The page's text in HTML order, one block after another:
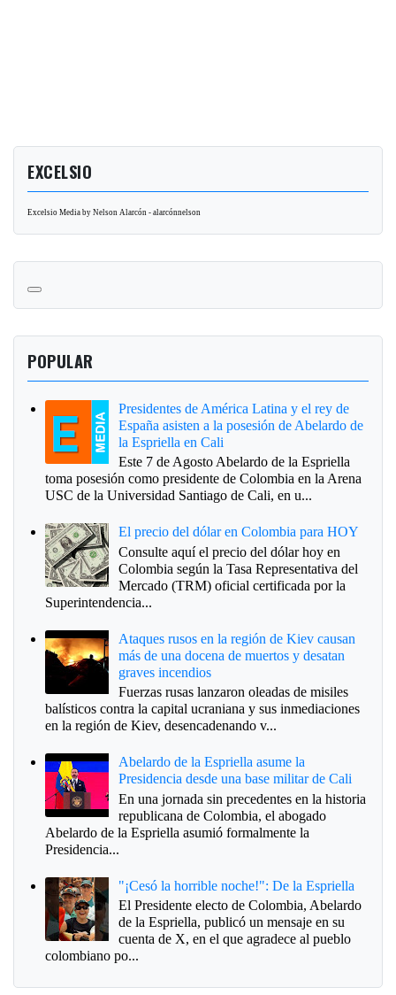
EXCELSIO
Excelsio Media by Nelson Alarcón - alarcónnelson
POPULAR
Presidentes de América Latina y el rey de
España asisten a la posesión de Abelardo de
la Espriella en Cali
Este 7 de Agosto Abelardo de la Espriella
toma posesión como presidente de Colombia en la Arena
USC de la Universidad Santiago de Cali, en u...
El precio del dólar en Colombia para HOY
Consulte aquí el precio del dólar hoy en
Colombia según la Tasa Representativa del
Mercado (TRM) oficial certificada por la
Superintendencia...
Ataques rusos en la región de Kiev causan
más de una docena de muertos y desatan
graves incendios
Fuerzas rusas lanzaron oleadas de misiles
balísticos contra la capital ucraniana y sus inmediaciones
en la región de Kiev, desencadenando v...
Abelardo de la Espriella asume la
Presidencia desde una base militar de Cali
En una jornada sin precedentes en la historia
republicana de Colombia, el abogado
Abelardo de la Espriella asumió formalmente la
Presidencia...
"¡Cesó la horrible noche!": De la Espriella
El Presidente electo de Colombia, Abelardo
de la Espriella, publicó un mensaje en su
cuenta de X, en el que agradece al pueblo
colombiano po...